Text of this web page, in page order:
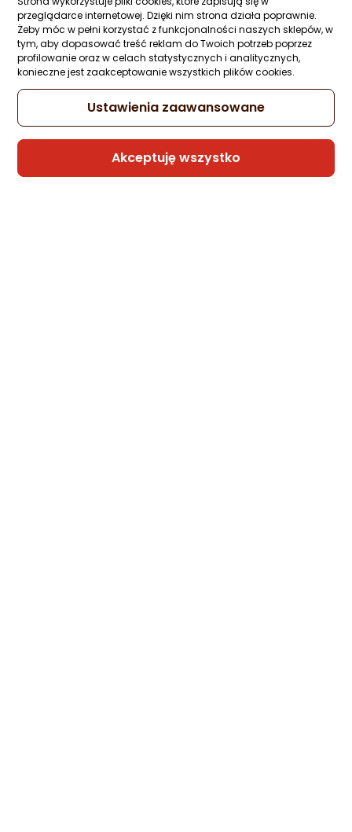
przeglądarce internetowej. Dzięki nim strona działa poprawnie.
Żeby móc w pełni korzystać z funkcjonalności naszych sklepów, w
tym, aby dopasować treść reklam do Twoich potrzeb poprzez
profilowanie oraz w celach statystycznych i analitycznych,
konieczne jest zaakceptowanie wszystkich plików cookies.
Ustawienia zaawansowane
Akceptuję wszystko